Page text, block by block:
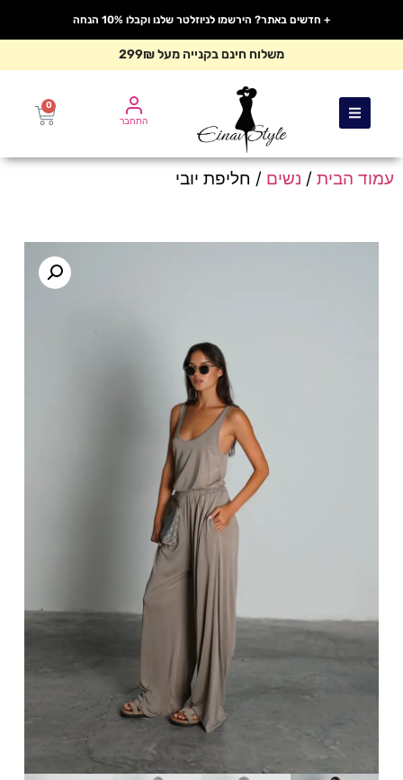
+ חדשים באתר? הירשמו לניוזלטר שלנו וקבלו 10% הנחה
משלוח חינם בקנייה מעל 299₪
0
התחבר
עמוד הבית / נשים / חליפת יובי